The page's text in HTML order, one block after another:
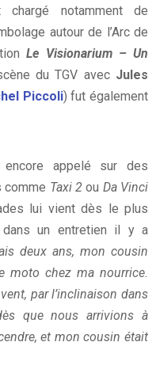
chargé notamment de
autour de l’Arc de
Le Visionarium – Un
du TGV avec Jules
Piccoli) fut également
appelé sur des
comme Taxi 2 ou Da Vinci
lui vient dès le plus
dans un entretien il y a
deux ans, mon cousin
moto chez ma nourrice.
par l’inclinaison dans
que nous arrivions à
et mon cousin était
durant les répétitions du